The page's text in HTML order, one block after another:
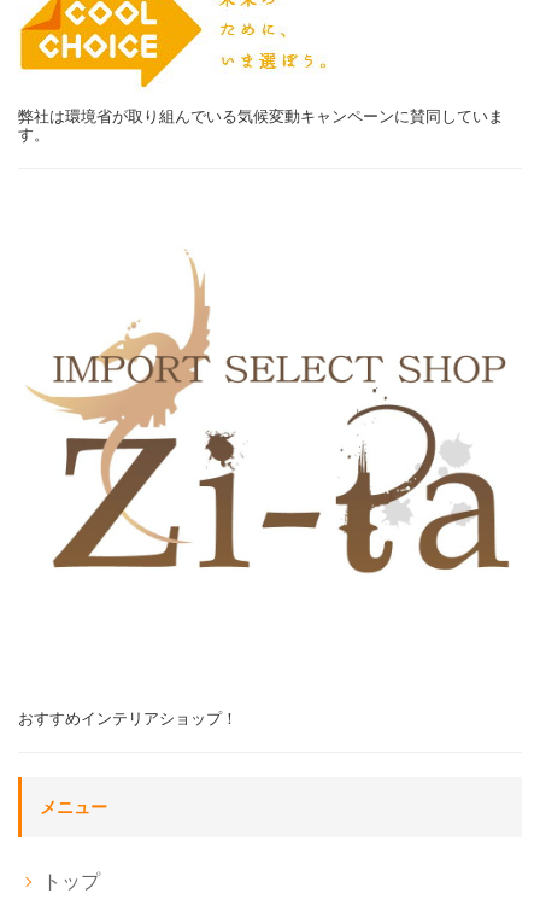
弊社は環境省が取り組んでいる気候変動キャンペーンに賛同していま
す。
おすすめインテリアショップ！
メニュー
トップ